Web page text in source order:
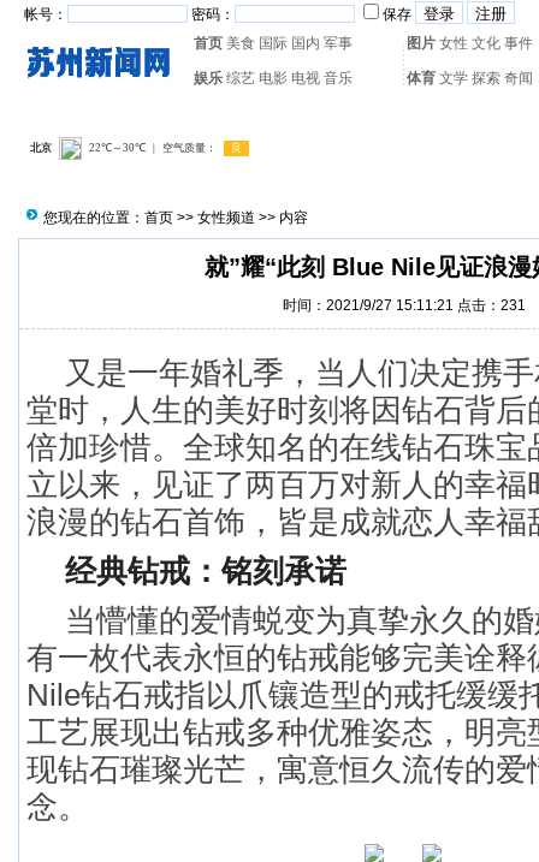
帐号： 密码：
保存
首页 美食 国际 国内 军事 图片 女性 文化 事件
娱乐 综艺 电影 电视 音乐 体育 文学 探索 奇闻
您现在的位置： 首页 >> 女性频道 >> 内容
就”耀“此刻 Blue Nile见证浪漫
时间：2021/9/27 15:11:21 点击： 231
又是一年婚礼季，当人们决定携
堂时，人生的美好时刻将因钻石背
倍加珍惜。全球知名的在线钻石珠宝
立以来，见证了两百万对新人的幸
浪漫的钻石首饰，皆是成就恋人幸福
经典钻戒：铭刻承诺
当懵懂的爱情蜕变为真挚永久的
有一枚代表永恒的钻戒能够完美诠释
Nile钻石戒指以爪镶造型的戒托缓缓
工艺展现出钻戒多种优雅姿态，明亮
现钻石璀璨光芒，寓意恒久流传的爱
念。